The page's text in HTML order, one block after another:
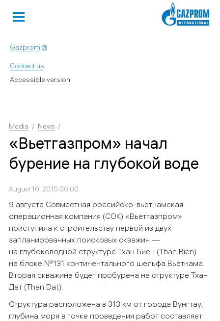
Gazprom
Contact us
Accessible version
Media News
«Вьетгазпром» начал
бурение на глубокой воде
August 10, 2015 00:00
9 августа Совместная российско-вьетнамская
операционная компания (СОК) «Вьетгазпром»
приступила к строительству первой из двух
запланированных поисковых скважин —
на глубоководной структуре Тхан Биен (Than Bien)
на блоке №131 континентального шельфа Вьетнама.
Вторая скважина будет пробурена на структуре Тхан
Дат (Than Dat).
Структура расположена в 313 км от города Вунгтау;
глубина моря в точке проведения работ составляет